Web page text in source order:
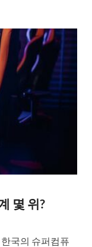
몇 위?
국의 슈퍼컴퓨